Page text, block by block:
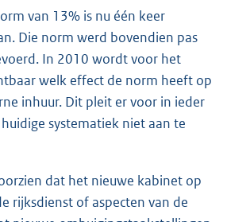
van 13% is nu één keer
Die norm werd bovendien pas
In 2010 wordt voor het
welk effect de norm heeft op
inhuur. Dit pleit er voor in ieder
systematiek niet aan te
dat het nieuwe kabinet op
rijksdienst of aspecten van de